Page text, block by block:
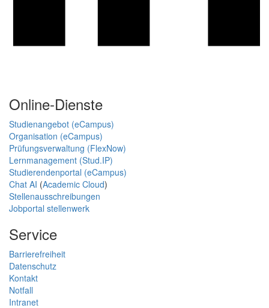
Online-Dienste
Studienangebot (eCampus)
Organisation (eCampus)
Prüfungsverwaltung (FlexNow)
Lernmanagement (Stud.IP)
Studierendenportal (eCampus)
Chat AI (Academic Cloud)
Stellenausschreibungen
Jobportal stellenwerk
Service
Barrierefreiheit
Datenschutz
Kontakt
Notfall
Intranet